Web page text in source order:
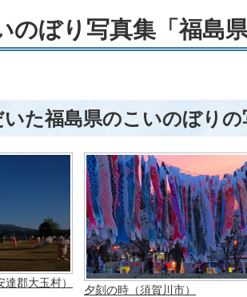
のぼり写真集「福島県
た福島県のこいのぼりの
郡大玉村）
夕刻の時（須賀川市）